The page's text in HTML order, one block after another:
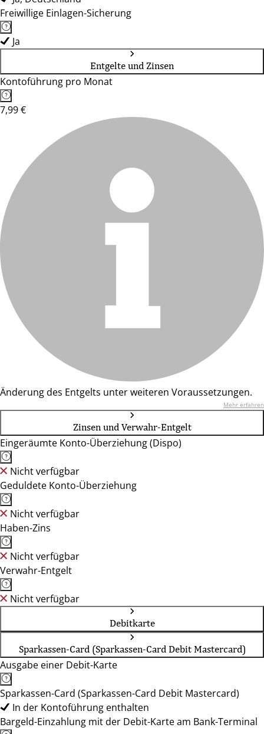
Freiwillige Einlagen-Sicherung
Ja
Entgelte und Zinsen
Kontoführung pro Monat
7,99 €
Änderung des Entgelts unter weiteren Voraussetzungen.
Mehr erfahren
Zinsen und Verwahr-Entgelt
Eingeräumte Konto-Überziehung (Dispo)
Nicht verfügbar
Geduldete Konto-Überziehung
Nicht verfügbar
Haben-Zins
Nicht verfügbar
Verwahr-Entgelt
Nicht verfügbar
Debitkarte
Sparkassen-Card (Sparkassen-Card Debit Mastercard)
Ausgabe einer Debit-Karte
Sparkassen-Card (Sparkassen-Card Debit Mastercard)
In der Kontoführung enthalten
Bargeld-Einzahlung mit der Debit-Karte am Bank-Terminal